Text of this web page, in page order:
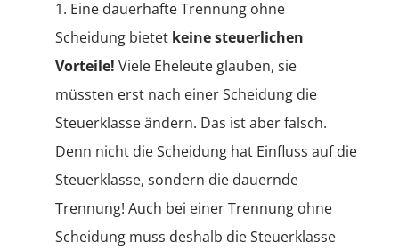
1. Eine dauerhafte Trennung ohne
Scheidung bietet keine steuerlichen
Vorteile! Viele Eheleute glauben, sie
müssten erst nach einer Scheidung die
Steuerklasse ändern. Das ist aber falsch.
Denn nicht die Scheidung hat Einfluss auf die
Steuerklasse, sondern die dauernde
Trennung! Auch bei einer Trennung ohne
Scheidung muss deshalb die Steuerklasse